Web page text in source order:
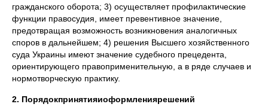
гражданского оборота; 3) осуществляет профилактические
функции правосудия, имеет превентивное значение,
предотвращая возможность возникновения аналогичных
споров в дальнейшем; 4) решения Высшего хозяйственного
суда Украины имеют значение судебного прецедента,
ориентирующего правоприменительную, а в ряде случаев и
нормотворческую практику.
2. Порядокпринятияиоформлениярешений